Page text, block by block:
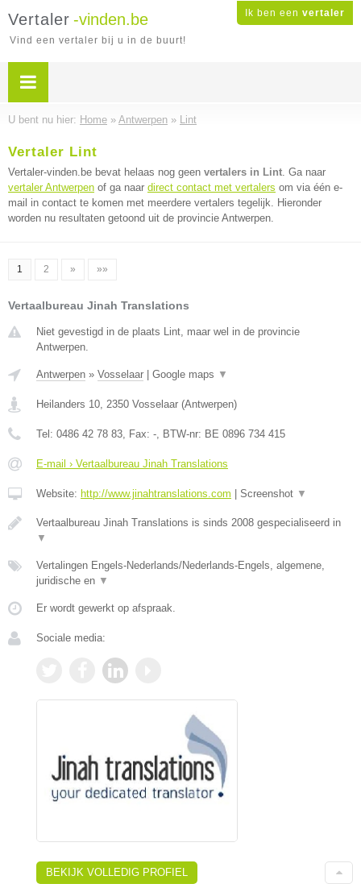
Ik ben een vertaler
Vertaler -vinden.be
Vind een vertaler bij u in de buurt!
U bent nu hier: Home » Antwerpen » Lint
Vertaler Lint
Vertaler-vinden.be bevat helaas nog geen vertalers in Lint. Ga naar
vertaler Antwerpen of ga naar direct contact met vertalers om via één e-
mail in contact te komen met meerdere vertalers tegelijk. Hieronder
worden nu resultaten getoond uit de provincie Antwerpen.
1 2 » »»
Vertaalbureau Jinah Translations
Niet gevestigd in de plaats Lint, maar wel in de provincie
Antwerpen.
Antwerpen » Vosselaar Google maps ▼
Heilanders 10, 2350 Vosselaar (Antwerpen)
Tel: 0486 42 78 83, Fax: -, BTW-nr: BE 0896 734 415
E-mail › Vertaalbureau Jinah Translations
Website: http://www.jinahtranslations.com Screenshot ▼
Vertaalbureau Jinah Translations is sinds 2008 gespecialiseerd in
▼
Vertalingen Engels-Nederlands/Nederlands-Engels, algemene,
juridische en ▼
Er wordt gewerkt op afspraak.
Sociale media:
BEKIJK VOLLEDIG PROFIEL